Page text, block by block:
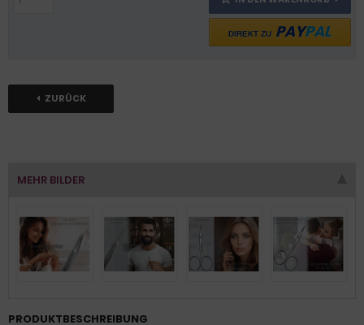
DIREKT ZU PAYPAL
ZURÜCK
MEHR BILDER
PRODUKTBESCHREIBUNG